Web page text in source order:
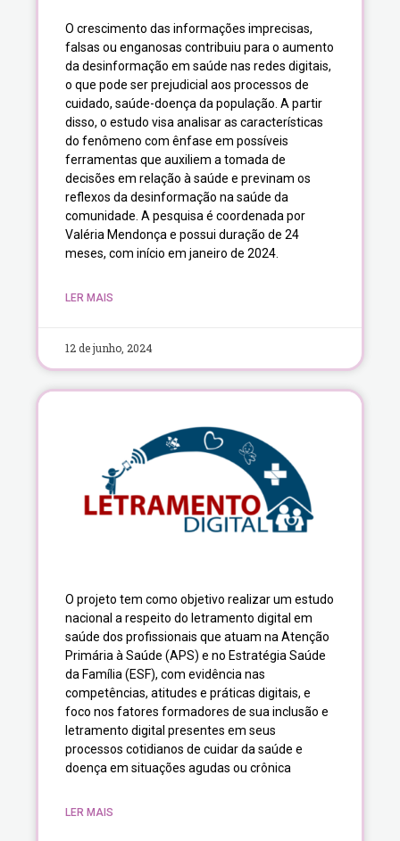
O crescimento das informações imprecisas,
falsas ou enganosas contribuiu para o aumento
da desinformação em saúde nas redes digitais,
o que pode ser prejudicial aos processos de
cuidado, saúde-doença da população. A partir
disso, o estudo visa analisar as características
do fenômeno com ênfase em possíveis
ferramentas que auxiliem a tomada de
decisões em relação à saúde e previnam os
reflexos da desinformação na saúde da
comunidade. A pesquisa é coordenada por
Valéria Mendonça e possui duração de 24
meses, com início em janeiro de 2024.
LER MAIS
12 de junho, 2024
O projeto tem como objetivo realizar um estudo
nacional a respeito do letramento digital em
saúde dos profissionais que atuam na Atenção
Primária à Saúde (APS) e no Estratégia Saúde
da Família (ESF), com evidência nas
competências, atitudes e práticas digitais, e
foco nos fatores formadores de sua inclusão e
letramento digital presentes em seus
processos cotidianos de cuidar da saúde e
doença em situações agudas ou crônica
LER MAIS